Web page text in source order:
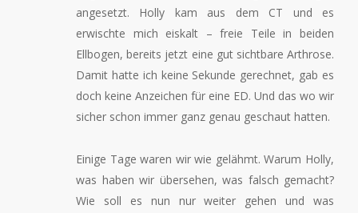
angesetzt. Holly kam aus dem CT und es
erwischte mich eiskalt – freie Teile in beiden
Ellbogen, bereits jetzt eine gut sichtbare Arthrose.
Damit hatte ich keine Sekunde gerechnet, gab es
doch keine Anzeichen für eine ED. Und das wo wir
sicher schon immer ganz genau geschaut hatten.
Einige Tage waren wir wie gelähmt. Warum Holly,
was haben wir übersehen, was falsch gemacht?
Wie soll es nun nur weiter gehen und was